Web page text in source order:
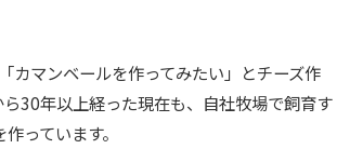
カマンベールを作ってみたい」とチーズ作
30年以上経った現在も、自社牧場で飼育す
っています。